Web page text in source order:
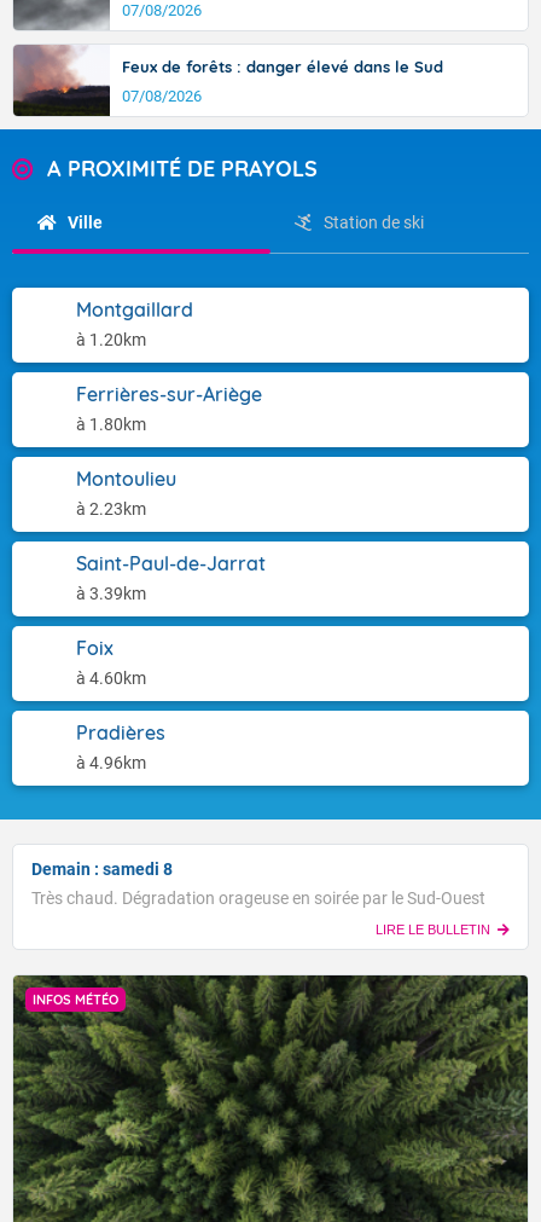
07/08/2026
Feux de forêts : danger élevé dans le Sud
07/08/2026
A PROXIMITÉ DE PRAYOLS
Ville Station de ski
Montgaillard
à 1.20km
Ferrières-sur-Ariège
à 1.80km
Montoulieu
à 2.23km
Saint-Paul-de-Jarrat
à 3.39km
Foix
à 4.60km
Pradières
à 4.96km
Demain : samedi 8
Très chaud. Dégradation orageuse en soirée par le Sud-Ouest
LIRE LE BULLETIN
INFOS MÉTÉO